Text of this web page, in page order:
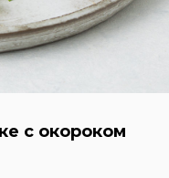
с окороком